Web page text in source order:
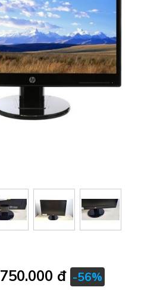
750.000 đ -56%